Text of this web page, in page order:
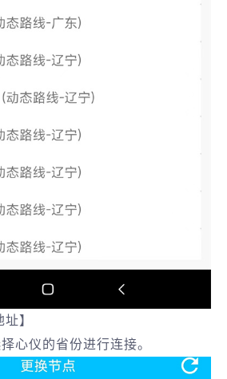
】
心仪的省份进行连接。